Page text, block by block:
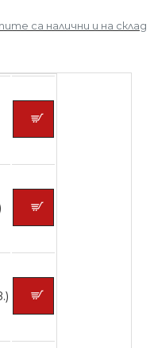
са налични и на склад